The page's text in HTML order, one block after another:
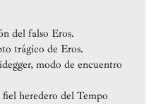
del falso Eros.
trágico de Eros.
modo de encuentro
heredero del Tempo